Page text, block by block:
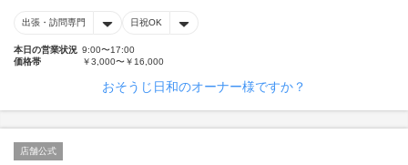
出張・訪問専門 日祝OK
本日の営業状況 9:00〜17:00
価格帯
￥3,000〜￥16,000
おそうじ日和のオーナー様ですか？
店舗公式